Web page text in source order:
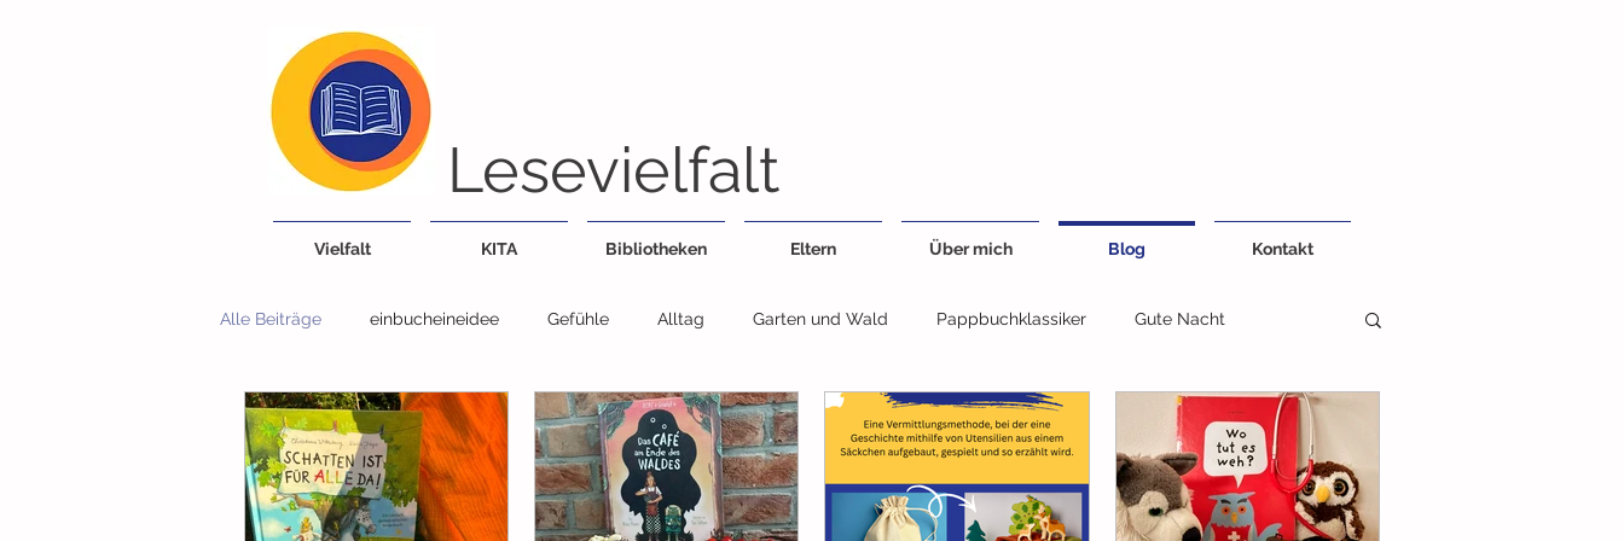
Lesevielfalt
Vielfalt KITA Bibliotheken Eltern Über mich Blog Kontakt
Alle Beiträge einbucheineidee Gefühle Alltag Garten und Wald Pappbuchklassiker Gute Nacht
Bücherei/Bibliothek Tiere Feste Geschwister Jahreszeiten Kreativ und Farben
Lieder, Reime, Fingerspiele Gegensätze Sachbuch Wimmelbuch Bildwörterbuch Fühlbuch